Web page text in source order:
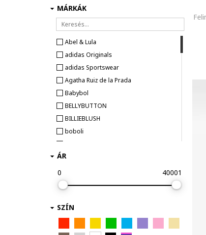
141 - 146 cm
153 - 158 cm
159 - 164 cm
165 - 176 cm
MÁRKÁK
Abel & Lula
adidas Originals
adidas Sportswear
Agatha Ruiz de la Prada
Babybol
BELLYBUTTON
BILLIEBLUSH
boboli
CALVIN KLEIN
GAP
HUGO
KARL LAGERFELD KIDS
KOTON
ÁR
0
40001
SZÍN